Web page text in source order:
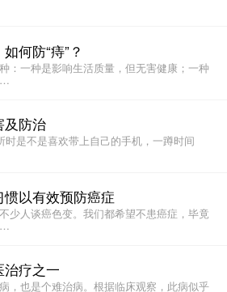
何防“痔”？
：一种是影响生活质量，但无害健康；一种
…
及防治
时是不是喜欢带上自己的手机，一蹲时间
以有效预防癌症
少人谈癌色变。我们都希望不患癌症，毕竟
…
疗之一
，也是个难治病。根据临床观察，此病似乎